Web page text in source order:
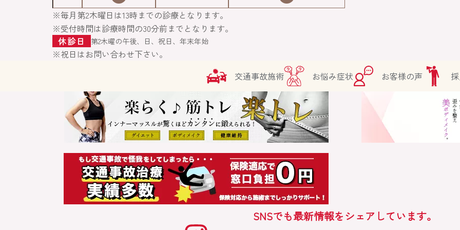
※毎月第2木曜日は13時までの診療となります。
※受付時間は診療時間の30分前までとなります。
休診日
第2木曜の午後、日、祝日、年末年始
※祝日はお問い合わせ下さい。
交通事故施術
お悩み症状 お客様の声
SNSでも最新情報をシェアしています。